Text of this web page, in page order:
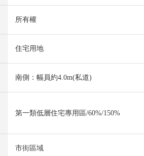
所有權
住宅用地
南側：幅員約4.0m(私道)
第一類低層住宅專用區/60%/150%
市街區域